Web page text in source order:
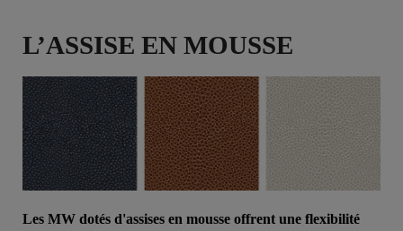
L’ASSISE EN MOUSSE
Les MW dotés d'assises en mousse offrent une flexibilité